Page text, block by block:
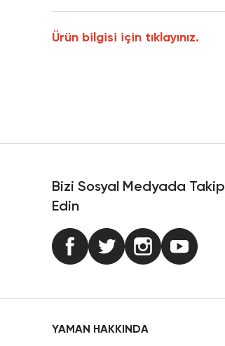
Ürün bilgisi için tıklayınız.
Bizi Sosyal Medyada Takip
Edin
YAMAN HAKKINDA